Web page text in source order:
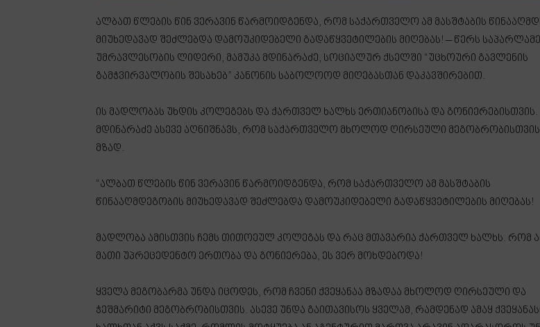
ალბათ წლების წინ ვერავინ წარმოიდგენდა, რომ საქართველო ამ მასშტაბის
მიუხედავად შეძლებდა დამოუკიდებელი გადაწყვეტილების მიღებას! – წერს
უმრავლესობის ლიდერი, მამუკა მდინარაძე, სოციალურ ქსელში “უცხოური გავლენის
გამჭვირვალობის შესახებ” კანონის საბოლოოდ მიღებასთან დაკავშირებით.
ის მადლობას უხდის კოლეგებს და ქართველ ხალხს ერთიანობისა და გონიერებისთვის.
მდინარაძე ასევე აღნიშნავს, რომ საქართველო მხოლოდ ღირსეული
მზად.
“ალბათ წლების წინ ვერავინ წარმოიდგენდა, რომ საქართველო ამ მასშტაბის
წინააღმდეგობის მიუხედავად შეძლებდა დამოუკიდებელი გადაწყვეტილების მიღებას!
მადლობა ამისთვის ჩემს თითოეულ კოლეგას და რაც მთავარია ქართველ ხალხს. რომ
მათი უპრეცედენტო ერთობა და გონიერება, ეს ვერ მოხდებოდა!
ყველა მეგობარმა უნდა იცოდეს, რომ ჩვენი ქვეყანაა მზადაა მხოლოდ ღირსეული და
ჭეშმარიტი მეგობრობისთვის. ასევე უნდა გაითავისოს ყველამ, რამდენად ამაყ